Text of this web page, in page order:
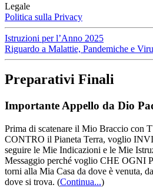
Legale
Politica sulla Privacy
Istruzioni per l’Anno 2025
Riguardo a Malattie, Pandemiche e
Preparativi Finali
Importante Appello da Dio
Prima di scatenare il Mio Braccio con
CONTRO il Pianeta Terra, voglio
seguire le Mie Indicazioni e le Mie
Messaggio perché voglio CHE OGNI
torni alla Mia Casa da dove è venuta,
dove si trova. (Continua...)